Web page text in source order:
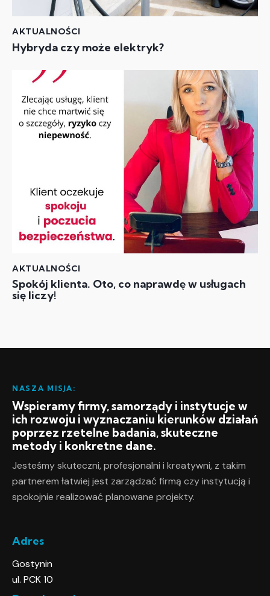
AKTUALNOŚCI
Hybryda czy może elektryk?
AKTUALNOŚCI
Spokój klienta. Oto, co naprawdę w usługach
się liczy!
NASZA MISJA:
Wspieramy firmy, samorządy i instytucje w
ich rozwoju i wyznaczaniu kierunków działań
poprzez rzetelne badania, skuteczne
metody i konkretne dane.
Jesteśmy skuteczni, profesjonalni i kreatywni, z takim
partnerem łatwiej jest zarządzać firmą czy instytucją i
spokojnie realizować planowane projekty.
Adres
Gostynin
ul. PCK 10